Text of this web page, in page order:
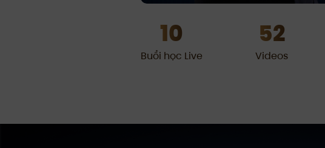
10
Buổi học Live
52
Videos